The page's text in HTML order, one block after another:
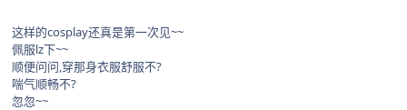
这样的cosplay还真是第一次见~~
佩服lz下~~
顺便问问,穿那身衣服舒服不?
喘气顺畅不?
忽忽~~